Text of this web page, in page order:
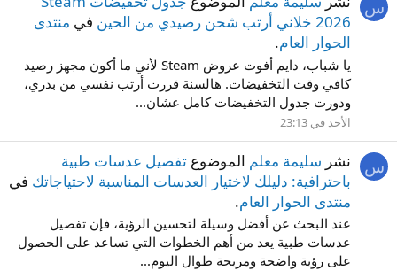
س
2026 خلاني أرتب شحن رصيدي من الحين
في منتدى
الحوار العام.
يا شباب، دايم أفوت عروض Steam لأني ما أكون مجهز رصيد
كافي وقت التخفيضات. هالسنة قررت أرتب نفسي من بدري،
ودورت جدول التخفيضات كامل عشان...
الأحد في 23:13
س نشر سليمة معلم الموضوع تفصيل عدسات طبية
باحترافية: دليلك لاختيار العدسات المناسبة لاحتياجاتك في
منتدى الحوار العام.
عند البحث عن أفضل وسيلة لتحسين الرؤية، فإن تفصيل
عدسات طبية يعد من أهم الخطوات التي تساعد على الحصول
على رؤية واضحة ومريحة طوال اليوم...